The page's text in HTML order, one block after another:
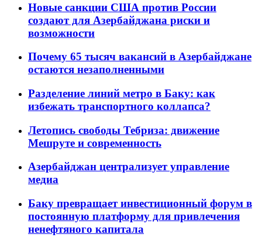
Новые санкции США против России
создают для Азербайджана риски и
возможности
Почему 65 тысяч вакансий в Азербайджане
остаются незаполненными
Разделение линий метро в Баку: как
избежать транспортного коллапса?
Летопись свободы Тебриза: движение
Мешруте и современность
Азербайджан централизует управление
медиа
Баку превращает инвестиционный форум в
постоянную платформу для привлечения
ненефтяного капитала